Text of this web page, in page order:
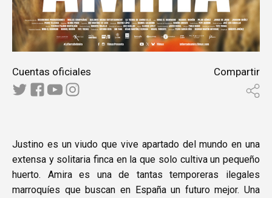
Cuentas oficiales Compartir
Justino es un viudo que vive apartado del mundo en una
extensa y solitaria finca en la que solo cultiva un pequeño
huerto. Amira es una de tantas temporeras ilegales
marroquíes que buscan en España un futuro mejor. Una